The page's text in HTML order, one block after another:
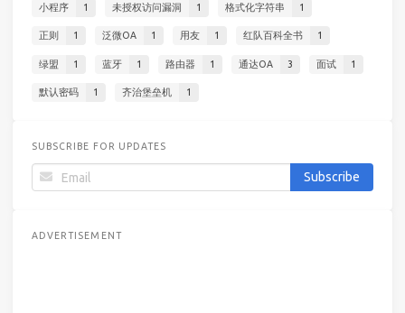
小程序 1 未授权访问漏洞 1 格式化字符串 1
正则 1 泛微OA 1 用友 1 红队百科全书 1
绿盟 1 蓝牙 1 路由器 1 通达OA 3 面试 1
默认密码 1 齐治堡垒机 1
SUBSCRIBE FOR UPDATES
ADVERTISEMENT